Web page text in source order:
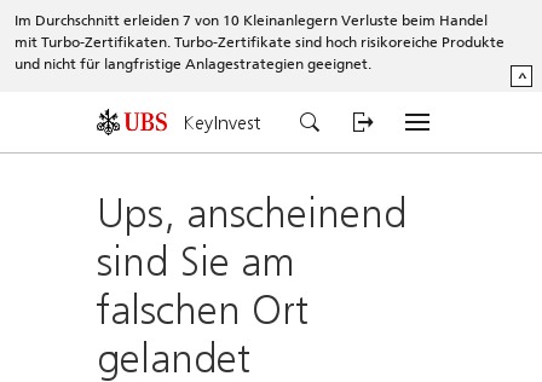
Im Durchschnitt erleiden 7 von 10 Kleinanlegern Verluste beim Handel
mit Turbo-Zertifikaten. Turbo-Zertifikate sind hoch risikoreiche Produkte
und nicht für langfristige Anlagestrategien geeignet.
^
KeyInvest
Ups, anscheinend
sind Sie am
falschen Ort
gelandet